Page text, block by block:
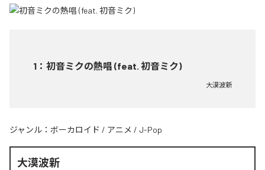
1 ： 初音ミクの熱唱 (feat. 初音ミク)
大漠波新
ジャンル： ボーカロイド / アニメ / J-Pop
大漠波新